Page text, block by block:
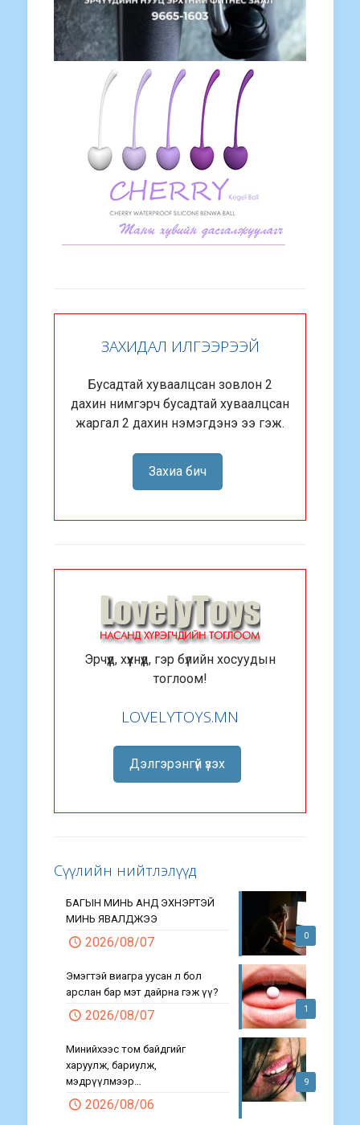
ЗАХИДАЛ ИЛГЭЭРЭЭЙ
Бусадтай хуваалцсан зовлон 2
дахин нимгэрч бусадтай хуваалцсан
жаргал 2 дахин нэмэгдэнэ ээ гэж.
Захиа бич
Эрчүүд, хүүхнүүд, гэр бүлийн хосуудын
тоглоом!
LOVELYTOYS.MN
Дэлгэрэнгүй үзэх
Сүүлийн нийтлэлүүд
0
БАГЫН МИНЬ АНД ЭХНЭРТЭЙ
МИНЬ ЯВАЛДЖЭЭ
2026/08/07
1
Эмэгтэй виагра уусан л бол
арслан бар мэт дайрна гэж үү?
2026/08/07
9
Минийхээс том байдгийг
харуулж, бариулж,
мэдрүүлмээр…
2026/08/06